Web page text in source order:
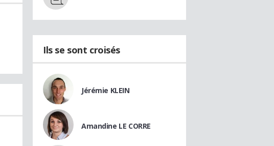
Ils se sont croisés
Jérémie KLEIN
Amandine LE CORRE